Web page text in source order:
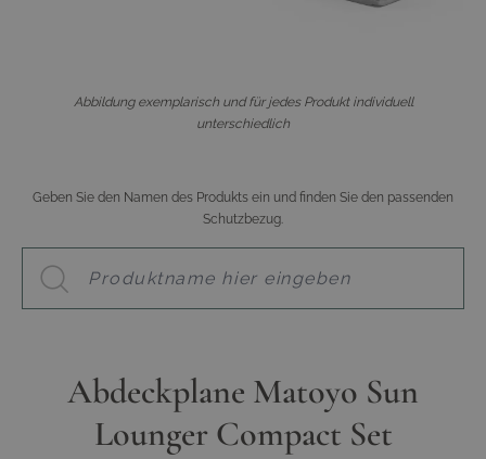
Abbildung exemplarisch und für jedes Produkt individuell
unterschiedlich
Geben Sie den Namen des Produkts ein und finden Sie den passenden
Schutzbezug.
Abdeckplane Matoyo Sun
Lounger Compact Set